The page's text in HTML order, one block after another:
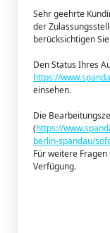
Sehr geehrte
der
berücksichtigen
Den Status Ihres
https://
einsehen.
Die
(https://
berlin-spandau/
Für weitere
Verfügung.